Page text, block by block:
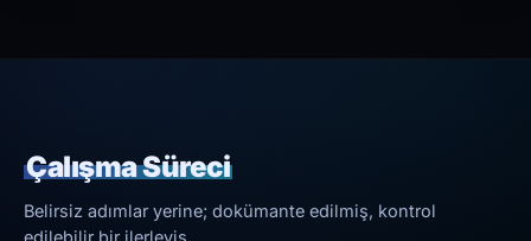
Çalışma Süreci
Belirsiz adımlar yerine; dokümante edilmiş, kontrol